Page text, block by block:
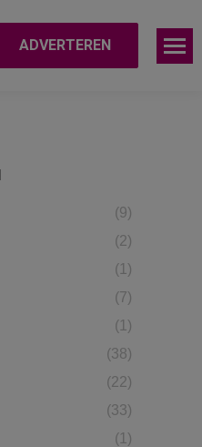
ADVERTEREN
(9)
(2)
(1)
(7)
(1)
(38)
(22)
(33)
(1)